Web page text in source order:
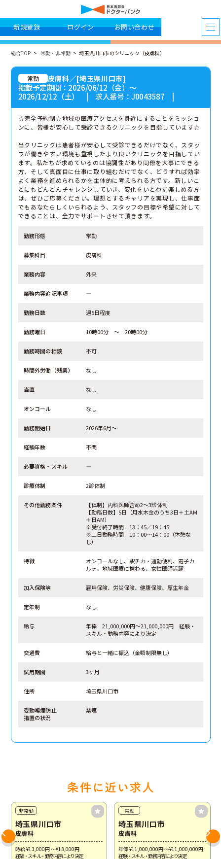
新規登録 ログイン お問い合わせ
総合TOP 常勤・非常勤 埼玉県川口市のクリニック（皮膚科）
常勤 皮膚科／[埼玉県川口市]
掲載予定期間：2026/06/12（金）〜
2026/12/12（土） | 求人番号：J0043587 |
☆完全予約制☆地域の医療アクセスを身近にすることをミッショ
ンに、皆様が安心して受診できるクリニックを目指しています☆
当クリニックは患者様が安心して受診できるだけでなく、スタッ
フが働きやすい環境も重視したより良いクリニックを目指してい
ます。私たちが求めているのは協調性があり同僚を大事にできる
方、そして真面目に仕事に取り組むだけでなく、どうすれば効率
よく業務を進められるかを主体的に考えられる方です。新しいこ
とにもどんどんチャレンジしていき、変化をいとわず楽しめる方
は、ぜひご応募ください。理想とするキャリアを実現し、仕事面
でもあなたらしくいられるよう、スタッフの目標や希望に対して
できることは、全力でサポートさせて頂きます。
勤務形態 常勤
募集科目 皮膚科
業務内容 外来
業務内容追記事項 ―
勤務日数 週5日程度
勤務曜日 10時00分 ～ 20時00分
勤務時間の相談 不可
時間外労働（残業） なし
当直 なし
オンコール なし
勤務開始日 2026年6月～
経験年数 不問
必要資格・スキル ―
診療体制 2診体制
その他勤務条件
【体制】内科医師含め2～3診体制
【勤務日数】5日（月水木金のうち3日＋土AM
＋日AM）
※受付終了時間 13：45／19：45
※土日勤務時間 10：00～14：00（休憩な
し）
特徴
オンコールなし、駅チカ・通勤便利、電子カ
ルテ、地域医療に携わる、女性医師活躍
加入保険等 雇用保険、労災保険、健康保険、厚生年金
定年制 なし
給与
年俸 21,000,000円～21,000,000円 経験・
スキル・勤務内容により決定
交通費 給与と一緒に振込（金額制限無し）
試用期間 3ヶ月
住所 埼玉県川口市
受動喫煙防止
措置の状況
禁煙
非常勤
埼玉県川口市
皮膚科
時給 ¥13,000円～¥13,000円
経験・スキル・勤務内容により決定
常勤
埼玉県川口市
皮膚科
年俸 ¥11,000,000円～¥11,000,000円
経験・スキル・勤務内容により決定